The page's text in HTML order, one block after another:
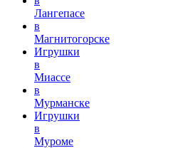
Лангепасе
в
Магнитогорске
Игрушки
в
Миассе
в
Мурманске
Игрушки
в
Муроме